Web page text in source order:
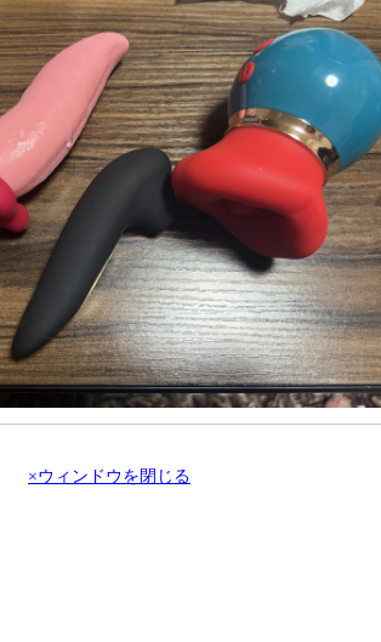
×ウィンドウを閉じる